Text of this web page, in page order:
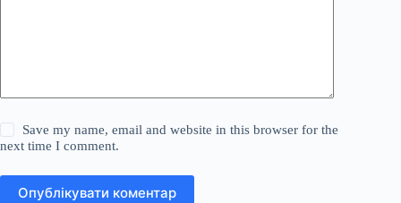
Save my name, email and website in this browser for the
next time I comment.
Опублікувати коментар